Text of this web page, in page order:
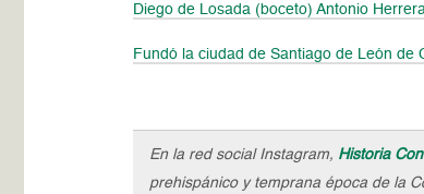
Diego de Losada (boceto) Antonio
Fundó la ciudad de Santiago de León de
En la red social Instagram, Historia
prehispánico y temprana época de la